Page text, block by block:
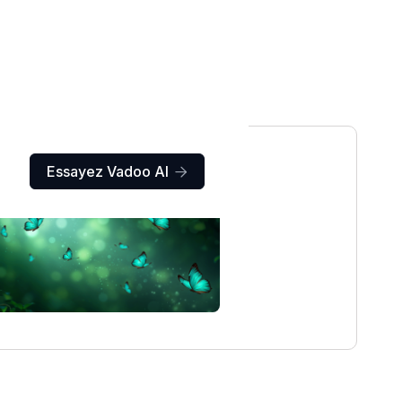
Essayez Vadoo AI 